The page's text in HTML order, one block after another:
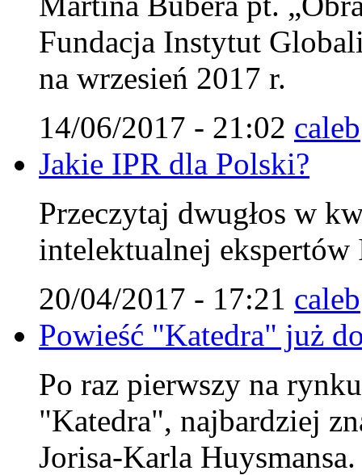
Fundacja Instytut
na wrzesień 2017 r.
14/06/2017 - 21:02 caleb
Jakie IPR dla Polski?
Przeczytaj dwugłos w
intelektualnej
20/04/2017 - 17:21 caleb
Powieść "Katedra" już
Po raz pierwszy na
"Katedra", najbardziej
Jorisa-Karla Huysmansa.